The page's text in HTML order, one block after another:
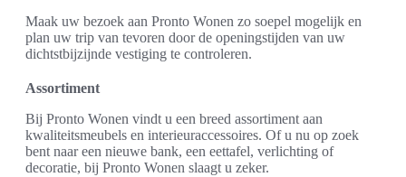
Maak uw bezoek aan Pronto Wonen zo soepel mogelijk en
plan uw trip van tevoren door de openingstijden van uw
dichtstbijzijnde vestiging te controleren.
Assortiment
Bij Pronto Wonen vindt u een breed assortiment aan
kwaliteitsmeubels en interieuraccessoires. Of u nu op zoek
bent naar een nieuwe bank, een eettafel, verlichting of
decoratie, bij Pronto Wonen slaagt u zeker.